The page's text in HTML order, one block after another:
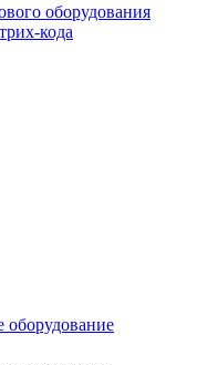
оборудования
кода
оборудование